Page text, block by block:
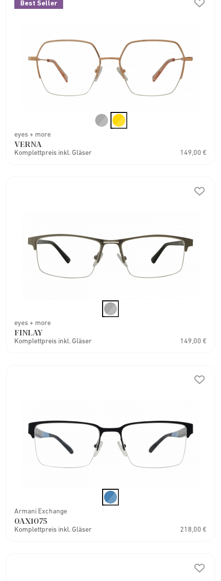
Best Seller
eyes + more
VERNA
Komplettpreis inkl. Gläser 149,00 €
eyes + more
FINLAY
Komplettpreis inkl. Gläser 149,00 €
Armani Exchange
0AX1075
Komplettpreis inkl. Gläser 218,00 €